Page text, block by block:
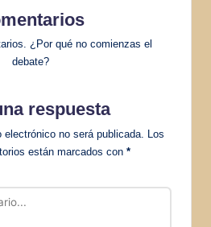
¿Por qué no comienzas el
debate?
respuesta
electrónico no será publicada. Los
están marcados con *